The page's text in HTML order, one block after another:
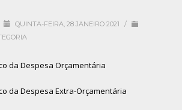
QUINTA-FEIRA, 28 JANEIRO 2021
/
da Despesa Orçamentária
da Despesa Extra-Orçamentária